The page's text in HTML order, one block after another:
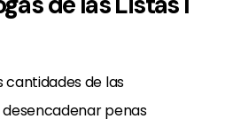
cantidades de las
penas